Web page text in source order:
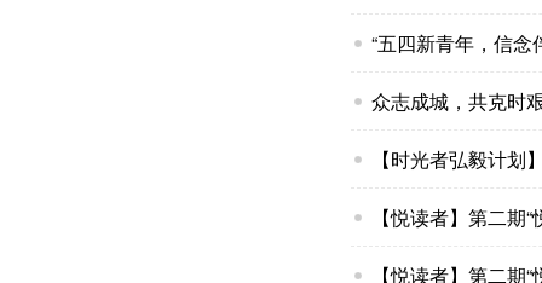
“五四新青年，信
众志成城，共克时
【时光者弘毅计划
【悦读者】第二期
【悦读者】第二期